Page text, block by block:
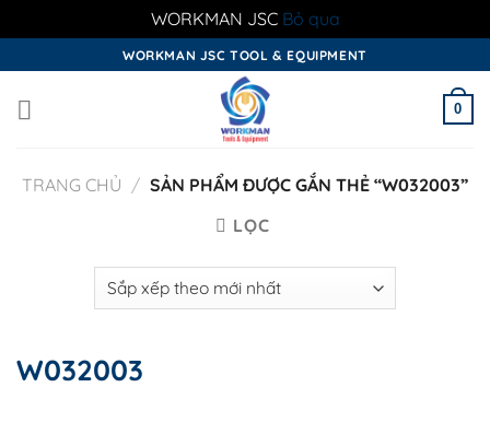
WORKMAN JSC Bỏ qua
to
content
WORKMAN JSC TOOL & EQUIPMENT
0
TRANG CHỦ / SẢN PHẨM ĐƯỢC GẮN THẺ “W032003”
LỌC
W032003